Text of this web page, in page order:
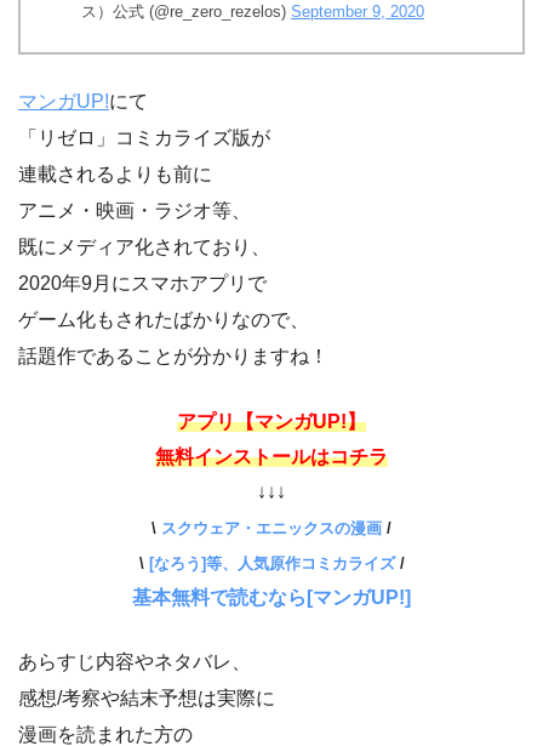
ス）公式 (@re_zero_rezelos) September 9, 2020
マンガUP!にて
「リゼロ」コミカライズ版が
連載されるよりも前に
アニメ・映画・ラジオ等、
既にメディア化されており、
2020年9月にスマホアプリで
ゲーム化もされたばかりなので、
話題作であることが分かりますね！
アプリ【マンガUP!】
無料インストールはコチラ
↓↓↓
\ スクウェア・エニックスの漫画 /
\ [なろう]等、人気原作コミカライズ/
基本無料で読むなら[マンガUP!]
あらすじ内容やネタバレ、
感想/考察や結末予想は実際に
漫画を読まれた方の